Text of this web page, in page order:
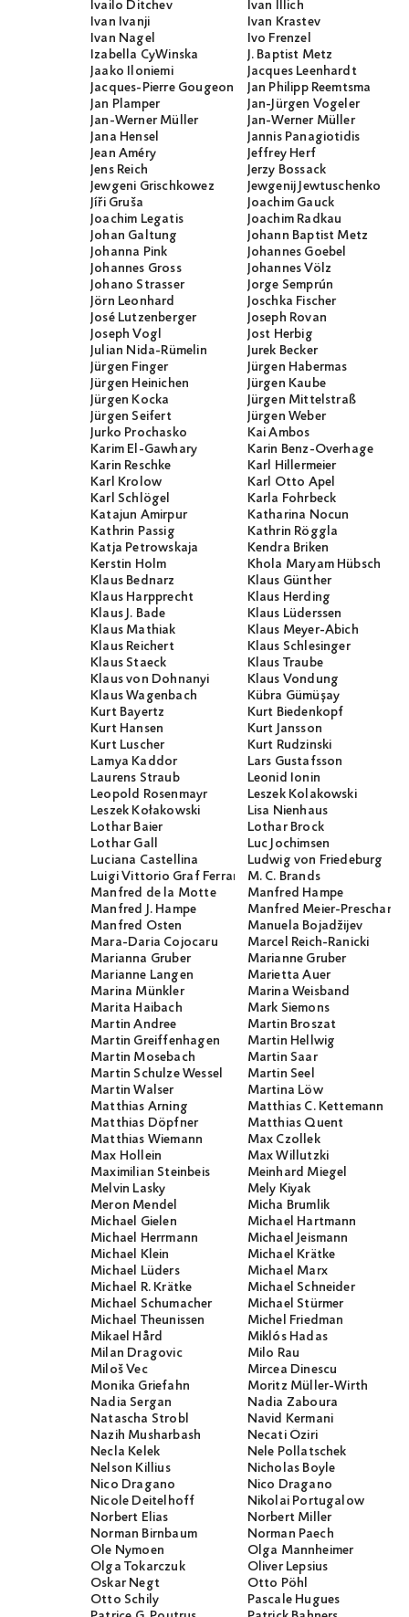
Ivailo Ditchev
Ivan Illich
Ivan Ivanji
Ivan Krastev
Ivan Nagel
Ivo Frenzel
Izabella CyWinska
J. Baptist Metz
Jaako Iloniemi
Jacques Leenhardt
Jacques-Pierre Gougeon
Jan Philipp Reemtsma
Jan Plamper
Jan-Jürgen Vogeler
Jan-Werner Müller
Jan-Werner Müller
Jana Hensel
Jannis Panagiotidis
Jean Améry
Jeffrey Herf
Jens Reich
Jerzy Bossack
Jewgeni Grischkowez
Jewgenij Jewtuschenko
Jíři Gruša
Joachim Gauck
Joachim Legatis
Joachim Radkau
Johan Galtung
Johann Baptist Metz
Johanna Pink
Johannes Goebel
Johannes Gross
Johannes Völz
Johano Strasser
Jorge Semprún
Jörn Leonhard
Joschka Fischer
José Lutzenberger
Joseph Rovan
Joseph Vogl
Jost Herbig
Julian Nida-Rümelin
Jurek Becker
Jürgen Finger
Jürgen Habermas
Jürgen Heinichen
Jürgen Kaube
Jürgen Kocka
Jürgen Mittelstraß
Jürgen Seifert
Jürgen Weber
Jurko Prochasko
Kai Ambos
Karim El-Gawhary
Karin Benz-Overhage
Karin Reschke
Karl Hillermeier
Karl Krolow
Karl Otto Apel
Karl Schlögel
Karla Fohrbeck
Katajun Amirpur
Katharina Nocun
Kathrin Passig
Kathrin Röggla
Katja Petrowskaja
Kendra Briken
Kerstin Holm
Khola Maryam Hübsch
Klaus Bednarz
Klaus Günther
Klaus Harpprecht
Klaus Herding
Klaus J. Bade
Klaus Lüderssen
Klaus Mathiak
Klaus Meyer-Abich
Klaus Reichert
Klaus Schlesinger
Klaus Staeck
Klaus Traube
Klaus von Dohnanyi
Klaus Vondung
Klaus Wagenbach
Kübra Gümüşay
Kurt Bayertz
Kurt Biedenkopf
Kurt Hansen
Kurt Jansson
Kurt Luscher
Kurt Rudzinski
Lamya Kaddor
Lars Gustafsson
Laurens Straub
Leonid Ionin
Leopold Rosenmayr
Leszek Kolakowski
Leszek Kołakowski
Lisa Nienhaus
Lothar Baier
Lothar Brock
Lothar Gall
Luc Jochimsen
Luciana Castellina
Ludwig von Friedeburg
Luigi Vittorio Graf Ferraris
M. C. Brands
Manfred de la Motte
Manfred Hampe
Manfred J. Hampe
Manfred Meier-Preschany
Manfred Osten
Manuela Bojadžijev
Mara-Daria Cojocaru
Marcel Reich-Ranicki
Marianna Gruber
Marianne Gruber
Marianne Langen
Marietta Auer
Marina Münkler
Marina Weisband
Marita Haibach
Mark Siemons
Martin Andree
Martin Broszat
Martin Greiffenhagen
Martin Hellwig
Martin Mosebach
Martin Saar
Martin Schulze Wessel
Martin Seel
Martin Walser
Martina Löw
Matthias Arning
Matthias C. Kettemann
Matthias Döpfner
Matthias Quent
Matthias Wiemann
Max Czollek
Max Hollein
Max Willutzki
Maximilian Steinbeis
Meinhard Miegel
Melvin Lasky
Mely Kiyak
Meron Mendel
Micha Brumlik
Michael Gielen
Michael Hartmann
Michael Herrmann
Michael Jeismann
Michael Klein
Michael Krätke
Michael Lüders
Michael Marx
Michael R. Krätke
Michael Schneider
Michael Schumacher
Michael Stürmer
Michael Theunissen
Michel Friedman
Mikael Hård
Miklós Hadas
Milan Dragovic
Milo Rau
Miloš Vec
Mircea Dinescu
Monika Griefahn
Moritz Müller-Wirth
Nadia Sergan
Nadia Zaboura
Natascha Strobl
Navid Kermani
Nazih Musharbash
Necati Öziri
Necla Kelek
Nele Pollatschek
Nelson Killius
Nicholas Boyle
Nico Dragano
Nico Dragano
Nicole Deitelhoff
Nikolai Portugalow
Norbert Elias
Norbert Miller
Norman Birnbaum
Norman Paech
Ole Nymoen
Olga Mannheimer
Olga Tokarczuk
Oliver Lepsius
Oskar Negt
Otto Pöhl
Otto Schily
Pascale Hugues